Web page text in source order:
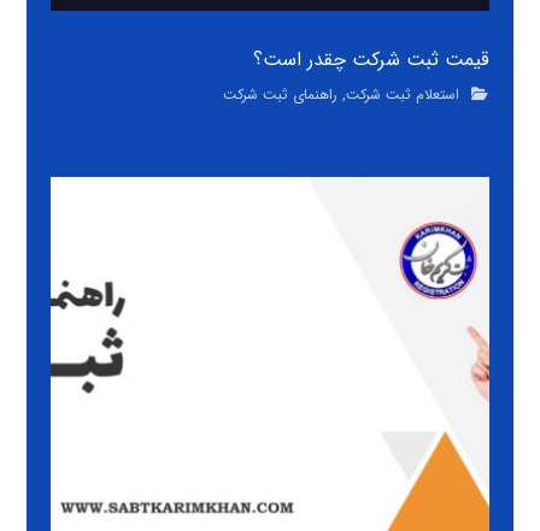
قیمت ثبت شرکت چقدر است؟
استعلام ثبت شرکت, راهنمای ثبت شرکت